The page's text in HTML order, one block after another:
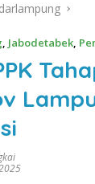
, Jabodetabek,